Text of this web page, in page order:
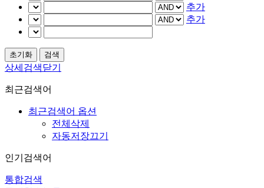
추가
추가
상세검색닫기
최근검색어
최근검색어 옵션
전체삭제
자동저장끄기
인기검색어
통합검색